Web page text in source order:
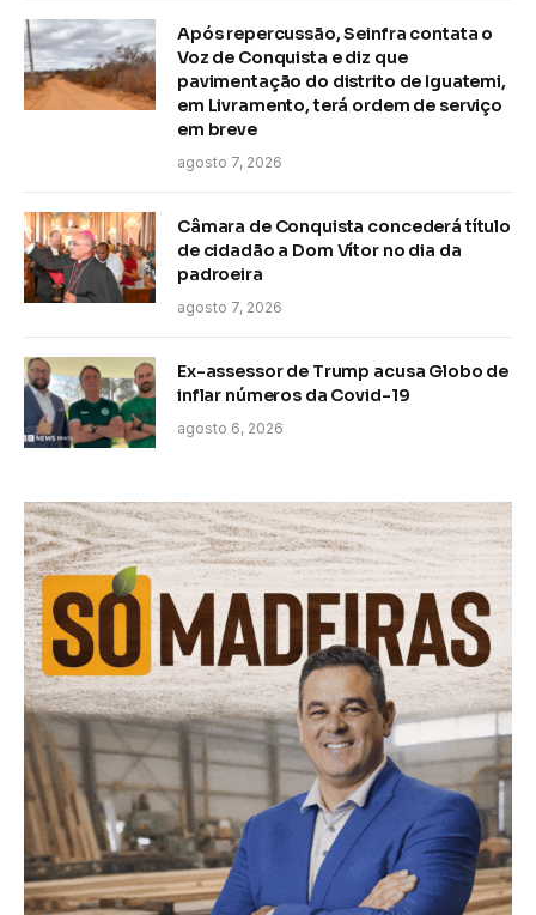
Após repercussão, Seinfra contata o
Voz de Conquista e diz que
pavimentação do distrito de Iguatemi,
em Livramento, terá ordem de serviço
em breve
agosto 7, 2026
Câmara de Conquista concederá título
de cidadão a Dom Vítor no dia da
padroeira
agosto 7, 2026
Ex-assessor de Trump acusa Globo de
inflar números da Covid-19
agosto 6, 2026